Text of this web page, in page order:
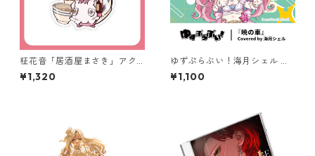
柾花音「居酒屋まさき」アク
リルキーホルダー
¥1,320
ゆずぷらぶい！海月シェル ミ
ュージックカード付き缶バッ
ジ
¥1,100